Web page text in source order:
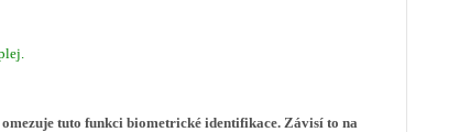
tuto funkci biometrické identifikace. Závisí to na